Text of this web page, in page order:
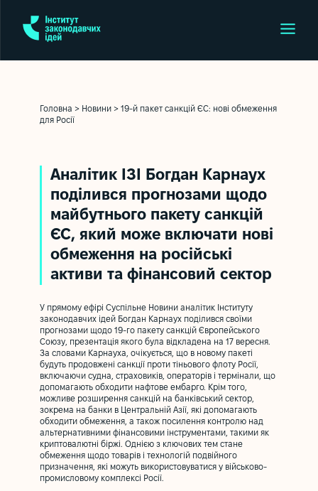
Головна > Новини > 19-й пакет санкцій ЄС: нові обмеження
для Росії
Аналітик ІЗІ Богдан Карнаух
поділився прогнозами щодо
майбутнього пакету санкцій
ЄС, який може включати нові
обмеження на російські
активи та фінансовий сектор
У прямому ефірі Суспільне Новини аналітик Інституту
законодавчих ідей Богдан Карнаух поділився своїми
прогнозами щодо 19-го пакету санкцій Європейського
Союзу, презентація якого була відкладена на 17 вересня.
За словами Карнауха, очікується, що в новому пакеті
будуть продовжені санкції проти тіньового флоту Росії,
включаючи судна, страховиків, операторів і термінали, що
допомагають обходити нафтове ембарго. Крім того,
можливе розширення санкцій на банківський сектор,
зокрема на банки в Центральній Азії, які допомагають
обходити обмеження, а також посилення контролю над
альтернативними фінансовими інструментами, такими як
криптовалютні біржі. Однією з ключових тем стане
обмеження щодо товарів і технологій подвійного
призначення, які можуть використовуватися у військово-
промисловому комплексі Росії.